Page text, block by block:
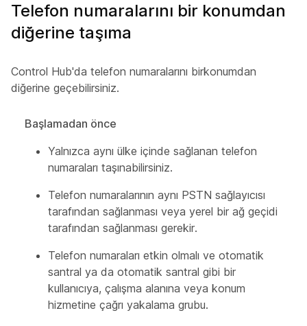
Telefon numaralarını bir konumdan
diğerine taşıma
Control Hub'da telefon numaralarını birkonumdan
diğerine geçebilirsiniz.
Başlamadan önce
Yalnızca aynı ülke içinde sağlanan telefon
numaraları taşınabilirsiniz.
Telefon numaralarının aynı PSTN sağlayıcısı
tarafından sağlanması veya yerel bir ağ geçidi
tarafından sağlanması gerekir.
Telefon numaraları etkin olmalı ve otomatik
santral ya da otomatik santral gibi bir
kullanıcıya, çalışma alanına veya konum
hizmetine çağrı yakalama grubu.